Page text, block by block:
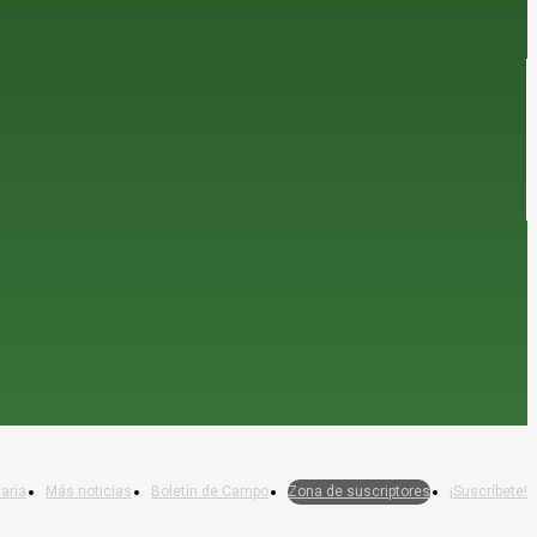
Más noticias Boletín de Campo Zona de suscriptores ¡Suscríbete!